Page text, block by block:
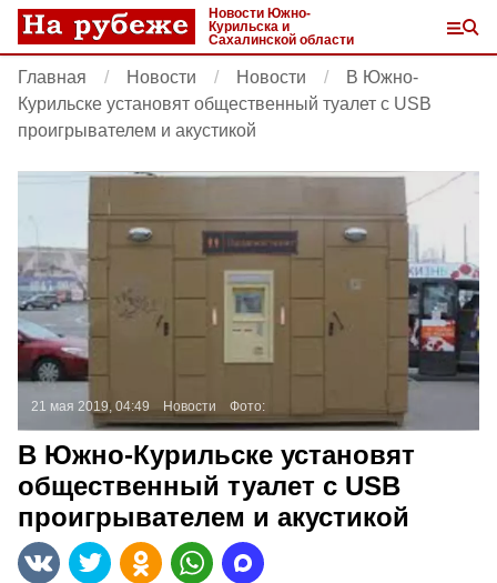
Новости Южно-
Курильска и
Сахалинской области
Главная Новости Новости
В Южно-
Курильске установят общественный туалет с USB
проигрывателем и акустикой
21 мая 2019, 04:49 Новости Фото:
В Южно-Курильске установят
общественный туалет с USB
проигрывателем и акустикой